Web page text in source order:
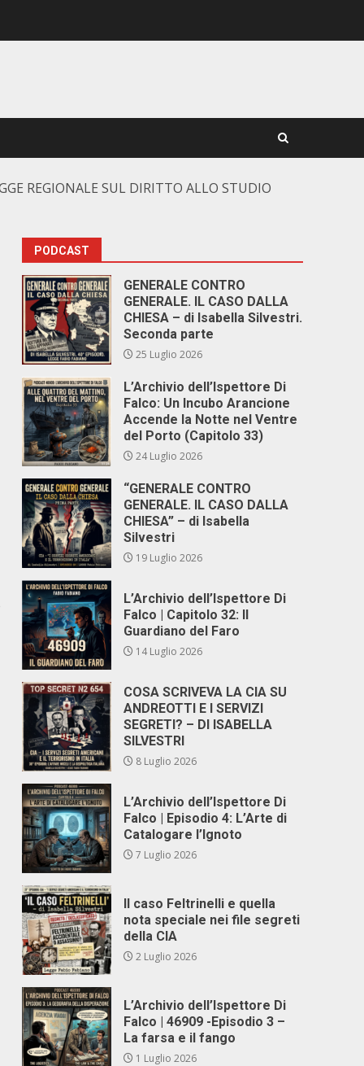
REGIONALE SUL DIRITTO ALLO STUDIO
PODCAST
GENERALE CONTRO
GENERALE. IL CASO DALLA
CHIESA – di Isabella Silvestri.
Seconda parte
25 Luglio 2026
L’Archivio dell’Ispettore Di
Falco: Un Incubo Arancione
Accende la Notte nel Ventre
del Porto (Capitolo 33)
24 Luglio 2026
“GENERALE CONTRO
GENERALE. IL CASO DALLA
CHIESA” – di Isabella
Silvestri
19 Luglio 2026
L’Archivio dell’Ispettore Di
Falco | Capitolo 32: Il
Guardiano del Faro
14 Luglio 2026
COSA SCRIVEVA LA CIA SU
ANDREOTTI E I SERVIZI
SEGRETI? – DI ISABELLA
SILVESTRI
8 Luglio 2026
L’Archivio dell’Ispettore Di
Falco | Episodio 4: L’Arte di
Catalogare l’Ignoto
7 Luglio 2026
Il caso Feltrinelli e quella
nota speciale nei file segreti
della CIA
2 Luglio 2026
L’Archivio dell’Ispettore Di
Falco | 46909 -Episodio 3 –
La farsa e il fango
1 Luglio 2026